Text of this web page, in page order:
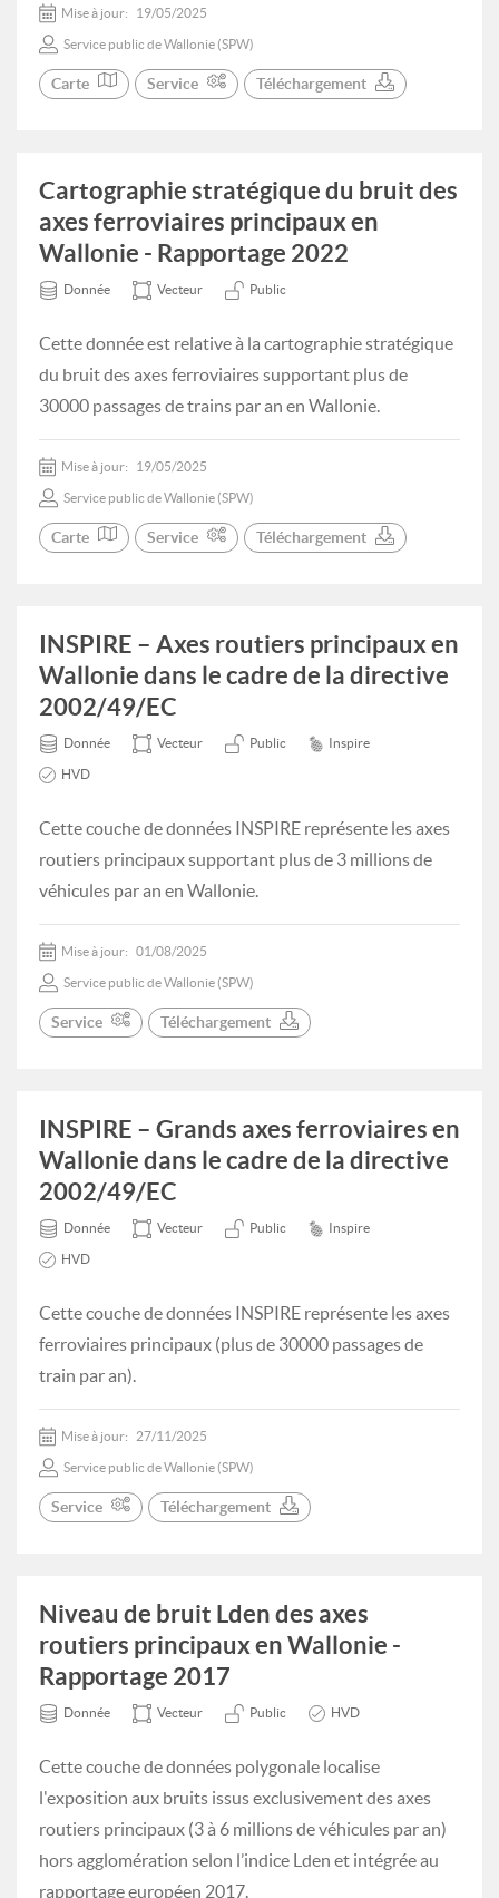
Mise à jour: 19/05/2025
Service public de Wallonie (SPW)
Carte Service Téléchargement
Cartographie stratégique du bruit des
axes ferroviaires principaux en
Wallonie - Rapportage 2022
Donnée Vecteur Public
Cette donnée est relative à la cartographie stratégique
du bruit des axes ferroviaires supportant plus de
30000 passages de trains par an en Wallonie.
Mise à jour: 19/05/2025
Service public de Wallonie (SPW)
Carte Service Téléchargement
INSPIRE – Axes routiers principaux en
Wallonie dans le cadre de la directive
2002/49/EC
Donnée Vecteur Public Inspire
HVD
Cette couche de données INSPIRE représente les axes
routiers principaux supportant plus de 3 millions de
véhicules par an en Wallonie.
Mise à jour: 01/08/2025
Service public de Wallonie (SPW)
Service Téléchargement
INSPIRE – Grands axes ferroviaires en
Wallonie dans le cadre de la directive
2002/49/EC
Donnée Vecteur Public Inspire
HVD
Cette couche de données INSPIRE représente les axes
ferroviaires principaux (plus de 30000 passages de
train par an).
Mise à jour: 27/11/2025
Service public de Wallonie (SPW)
Service Téléchargement
Niveau de bruit Lden des axes
routiers principaux en Wallonie -
Rapportage 2017
Donnée Vecteur Public HVD
Cette couche de données polygonale localise
l'exposition aux bruits issus exclusivement des axes
routiers principaux (3 à 6 millions de véhicules par an)
hors agglomération selon l’indice Lden et intégrée au
rapportage européen 2017.